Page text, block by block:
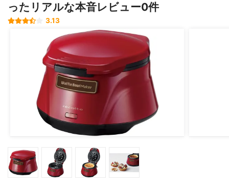
ったリアルな本音レビュー0件
3.13